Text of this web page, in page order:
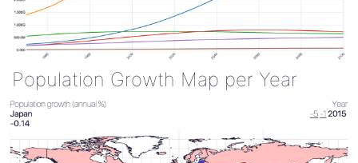
Population Growth Map per Year